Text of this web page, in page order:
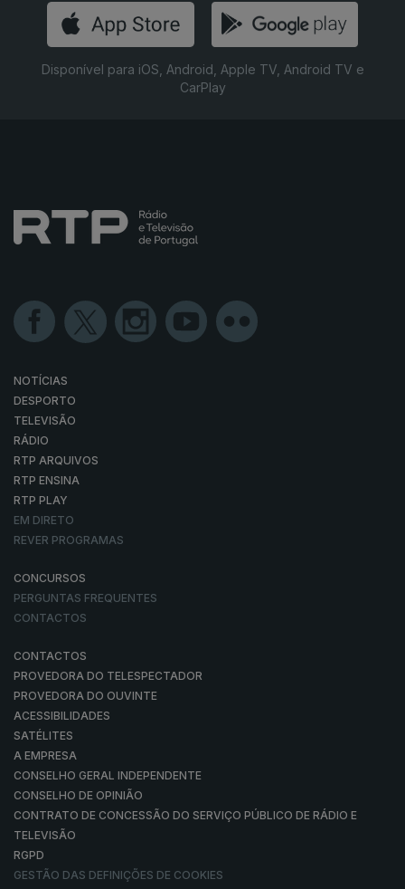
Disponível para iOS, Android, Apple TV, Android TV e
CarPlay
NOTÍCIAS
DESPORTO
TELEVISÃO
RÁDIO
RTP ARQUIVOS
RTP ENSINA
RTP PLAY
EM DIRETO
REVER PROGRAMAS
CONCURSOS
PERGUNTAS FREQUENTES
CONTACTOS
CONTACTOS
PROVEDORA DO TELESPECTADOR
PROVEDORA DO OUVINTE
ACESSIBILIDADES
SATÉLITES
A EMPRESA
CONSELHO GERAL INDEPENDENTE
CONSELHO DE OPINIÃO
CONTRATO DE CONCESSÃO DO SERVIÇO PÚBLICO DE RÁDIO E
TELEVISÃO
RGPD
GESTÃO DAS DEFINIÇÕES DE COOKIES